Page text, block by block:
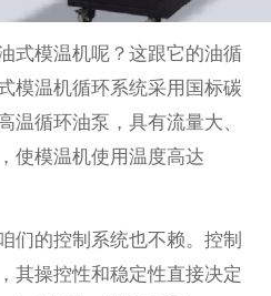
式模温机呢？这跟它的油循
模温机循环系统采用国标碳
温循环油泵，具有流量大、
使模温机使用温度高达
们的控制系统也不赖。控制
其操控性和稳定性直接决定